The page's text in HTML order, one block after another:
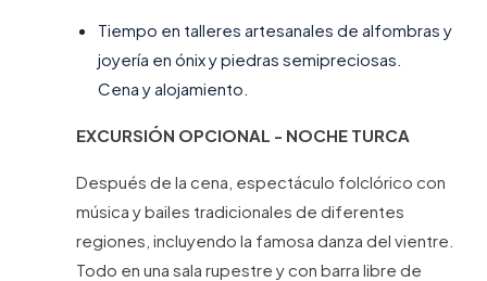
Tiempo en talleres artesanales de alfombras y
joyería en ónix y piedras semipreciosas.
Cena y alojamiento.
EXCURSIÓN OPCIONAL - NOCHE TURCA
Después de la cena, espectáculo folclórico con
música y bailes tradicionales de diferentes
regiones, incluyendo la famosa danza del vientre.
Todo en una sala rupestre y con barra libre de